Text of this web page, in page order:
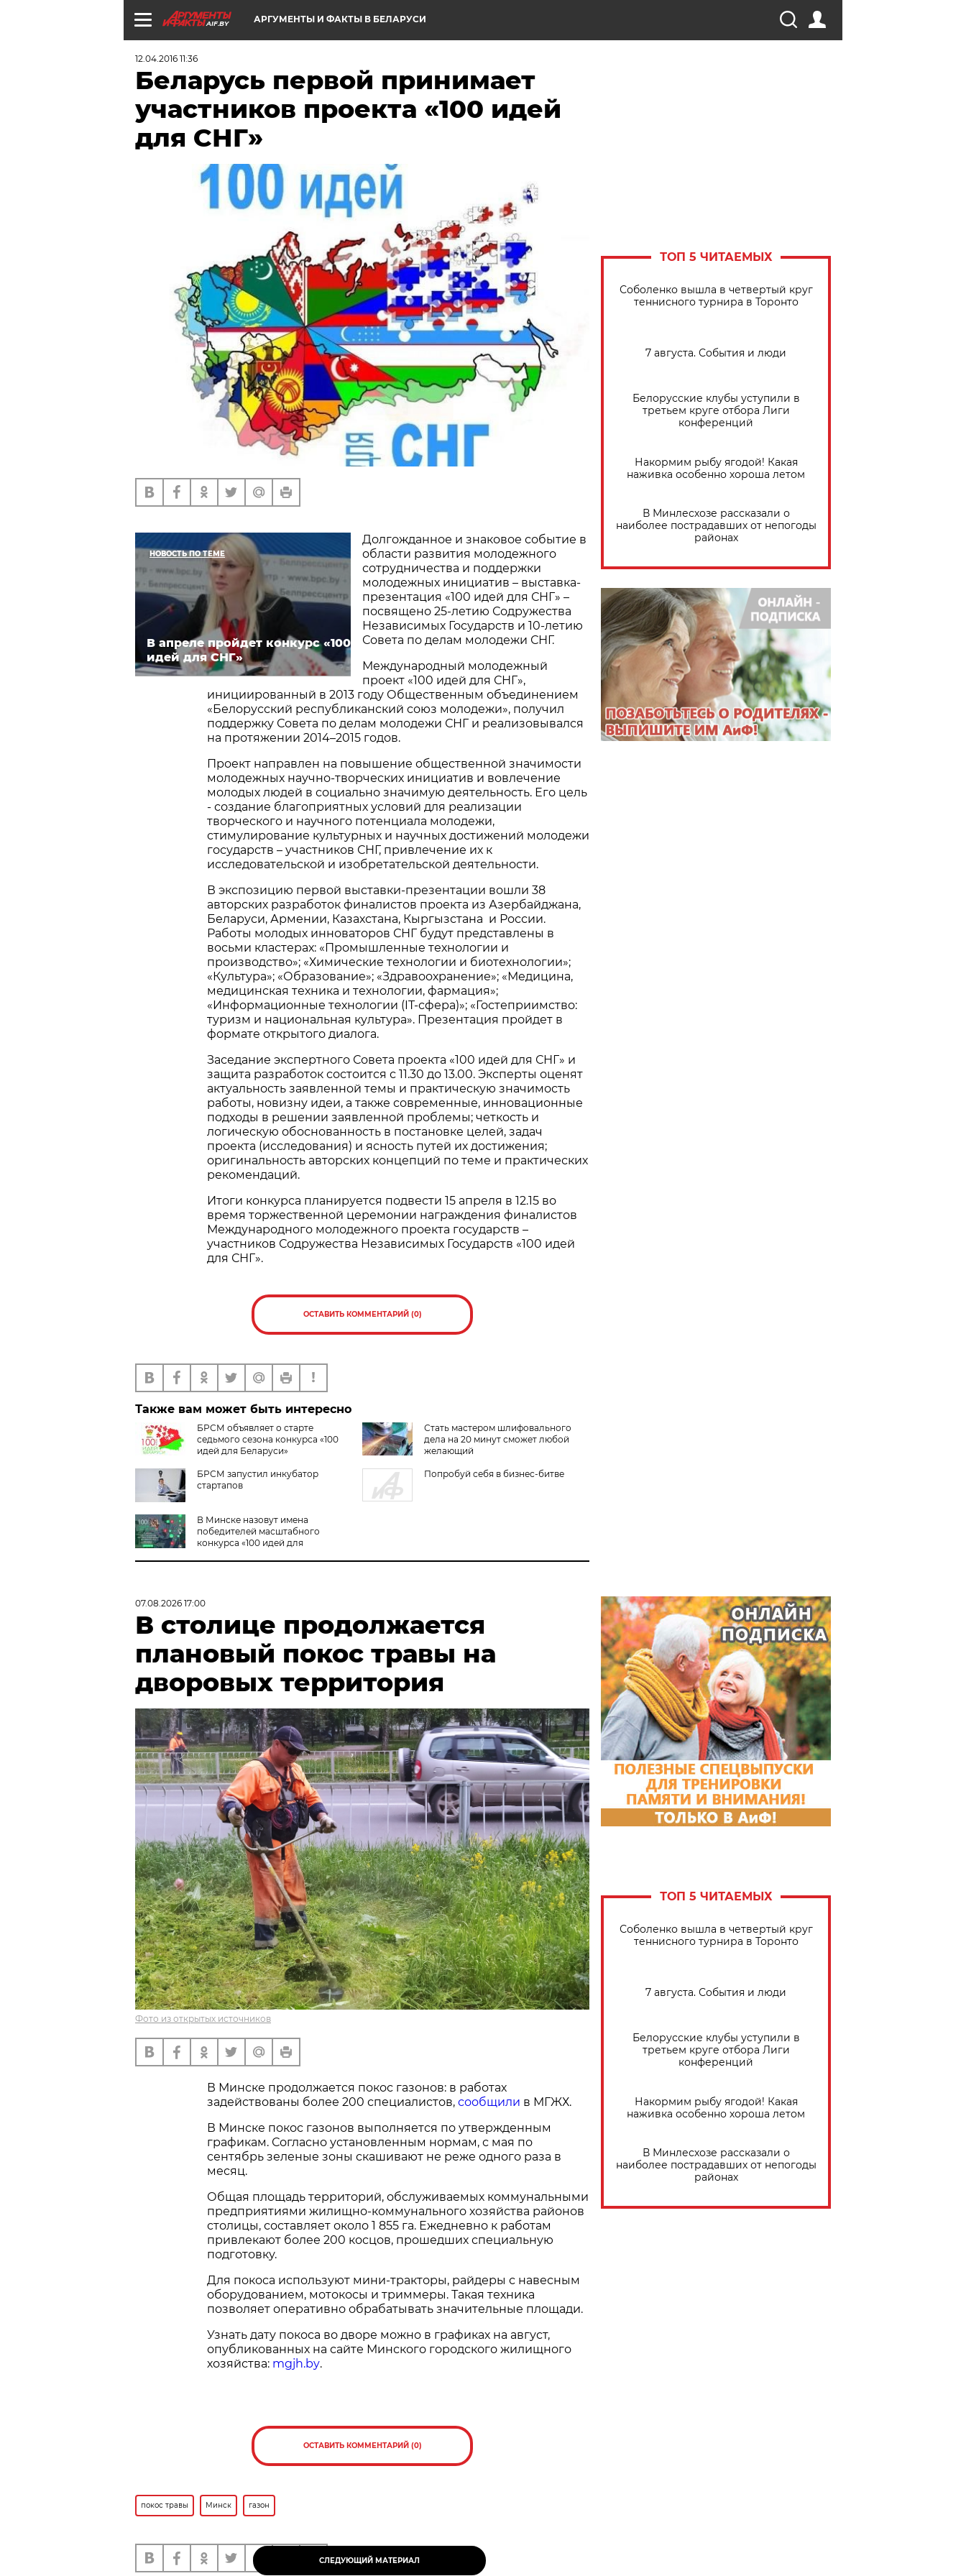
AIF.BY АРГУМЕНТЫ И ФАКТЫ В БЕЛАРУСИ
12.04.2016 11:36
Беларусь первой принимает
участников проекта «100 идей
для СНГ»
НОВОСТЬ ПО ТЕМЕ
В апреле пройдет конкурс «100
идей для СНГ»
Долгожданное и знаковое событие в
области развития молодежного
сотрудничества и поддержки
молодежных инициатив – выставка-
презентация «100 идей для СНГ» –
посвящено 25-летию Содружества
Независимых Государств и 10-летию
Совета по делам молодежи СНГ.
Международный молодежный
проект «100 идей для СНГ»,
инициированный в 2013 году Общественным объединением
«Белорусский республиканский союз молодежи», получил
поддержку Совета по делам молодежи СНГ и реализовывался
на протяжении 2014–2015 годов.
Проект направлен на повышение общественной значимости
молодежных научно-творческих инициатив и вовлечение
молодых людей в социально значимую деятельность. Его цель
- создание благоприятных условий для реализации
творческого и научного потенциала молодежи,
стимулирование культурных и научных достижений молодежи
государств – участников СНГ, привлечение их к
исследовательской и изобретательской деятельности.
В экспозицию первой выставки-презентации вошли 38
авторских разработок финалистов проекта из Азербайджана,
Беларуси, Армении, Казахстана, Кыргызстана и России.
Работы молодых инноваторов СНГ будут представлены в
восьми кластерах: «Промышленные технологии и
производство»; «Химические технологии и биотехнологии»;
«Культура»; «Образование»; «Здравоохранение»; «Медицина,
медицинская техника и технологии, фармация»;
«Информационные технологии (IT-сфера)»; «Гостеприимство:
туризм и национальная культура». Презентация пройдет в
формате открытого диалога.
Заседание экспертного Совета проекта «100 идей для СНГ» и
защита разработок состоится с 11.30 до 13.00. Эксперты оценят
актуальность заявленной темы и практическую значимость
работы, новизну идеи, а также современные, инновационные
подходы в решении заявленной проблемы; четкость и
логическую обоснованность в постановке целей, задач
проекта (исследования) и ясность путей их достижения;
оригинальность авторских концепций по теме и практических
рекомендаций.
Итоги конкурса планируется подвести 15 апреля в 12.15 во
время торжественной церемонии награждения финалистов
Международного молодежного проекта государств –
участников Содружества Независимых Государств «100 идей
для СНГ».
ОСТАВИТЬ КОММЕНТАРИЙ (0)
СЛЕДУЮЩИЙ МАТЕРИАЛ
Также вам может быть интересно
БРСМ объявляет о старте
седьмого сезона конкурса «100
идей для Беларуси»
Стать мастером шлифовального
дела на 20 минут сможет любой
желающий
БРСМ запустил инкубатор
стартапов
Попробуй себя в бизнес-битве
В Минске назовут имена
победителей масштабного
конкурса «100 идей для
ТОП 5 ЧИТАЕМЫХ
Соболенко вышла в четвертый круг
теннисного турнира в Торонто
7 августа. События и люди
Белорусские клубы уступили в
третьем круге отбора Лиги
конференций
Накормим рыбу ягодой! Какая
наживка особенно хороша летом
В Минлесхозе рассказали о
наиболее пострадавших от непогоды
районах
07.08.2026 17:00
В столице продолжается
плановый покос травы на
дворовых территория
Фото из открытых источников
В Минске продолжается покос газонов: в работах
задействованы более 200 специалистов, сообщили в МГЖХ.
В Минске покос газонов выполняется по утвержденным
графикам. Согласно установленным нормам, с мая по
сентябрь зеленые зоны скашивают не реже одного раза в
месяц.
Общая площадь территорий, обслуживаемых коммунальными
предприятиями жилищно-коммунального хозяйства районов
столицы, составляет около 1 855 га. Ежедневно к работам
привлекают более 200 косцов, прошедших специальную
подготовку.
Для покоса используют мини-тракторы, райдеры с навесным
оборудованием, мотокосы и триммеры. Такая техника
позволяет оперативно обрабатывать значительные площади.
Узнать дату покоса во дворе можно в графиках на август,
опубликованных на сайте Минского городского жилищного
хозяйства: mgjh.by.
ОСТАВИТЬ КОММЕНТАРИЙ (0)
покос травы Минск газон
ТОП 5 ЧИТАЕМЫХ
Соболенко вышла в четвертый круг
теннисного турнира в Торонто
7 августа. События и люди
Белорусские клубы уступили в
третьем круге отбора Лиги
конференций
Накормим рыбу ягодой! Какая
наживка особенно хороша летом
В Минлесхозе рассказали о
наиболее пострадавших от непогоды
районах